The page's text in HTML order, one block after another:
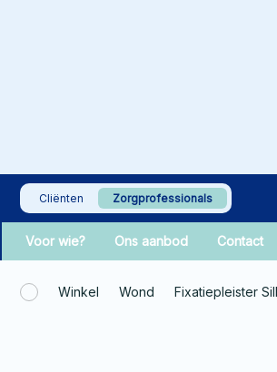
Cliënten Zorgprofessionals
Voor wie? Ons aanbod Contact
Winkel Wond Fixatiepleister